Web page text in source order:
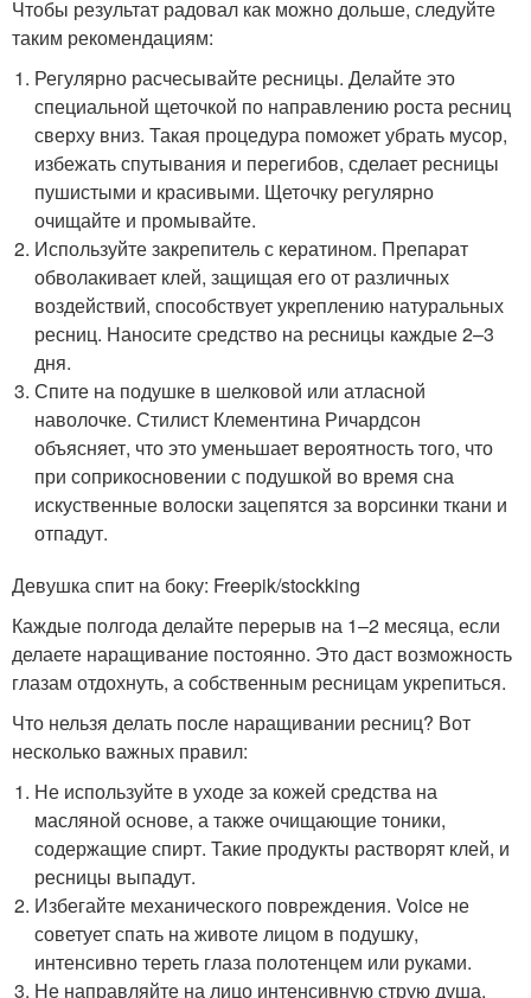
Чтобы результат радовал как можно дольше, следуйте
таким рекомендациям:
Регулярно расчесывайте ресницы. Делайте это
специальной щеточкой по направлению роста ресниц
сверху вниз. Такая процедура поможет убрать мусор,
избежать спутывания и перегибов, сделает ресницы
пушистыми и красивыми. Щеточку регулярно
очищайте и промывайте.
Используйте закрепитель с кератином. Препарат
обволакивает клей, защищая его от различных
воздействий, способствует укреплению натуральных
ресниц. Наносите средство на ресницы каждые 2–3
дня.
Спите на подушке в шелковой или атласной
наволочке. Стилист Клементина Ричардсон
объясняет, что это уменьшает вероятность того, что
при соприкосновении с подушкой во время сна
искуственные волоски зацепятся за ворсинки ткани и
отпадут.
Девушка спит на боку: Freepik/stockking
Каждые полгода делайте перерыв на 1–2 месяца, если
делаете наращивание постоянно. Это даст возможность
глазам отдохнуть, а собственным ресницам укрепиться.
Что нельзя делать после наращивании ресниц? Вот
несколько важных правил:
Не используйте в уходе за кожей средства на
масляной основе, а также очищающие тоники,
содержащие спирт. Такие продукты растворят клей, и
ресницы выпадут.
Избегайте механического повреждения. Voice не
советует спать на животе лицом в подушку,
интенсивно тереть глаза полотенцем или руками.
Не направляйте на лицо интенсивную струю душа,